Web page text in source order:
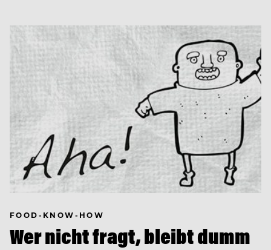
FOOD-KNOW-HOW
Wer nicht fragt, bleibt dumm